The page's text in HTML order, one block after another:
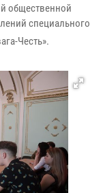
общественной
специального
Честь».